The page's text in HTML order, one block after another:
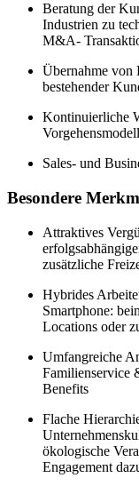
Beratung der
Industrien zu
M&A-
Übernahme von
bestehender
Kontinuierliche
Sales- und
Besondere
Attraktives
zusätzliche
Hybrides
Smartphone:
Locations oder
Umfangreiche
Familienservice
Benefits
Flache
ökologische
Engagement